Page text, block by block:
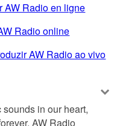
AW Radio en ligne
Radio online
AW Radio ao vivo
in our heart,
AW Radio